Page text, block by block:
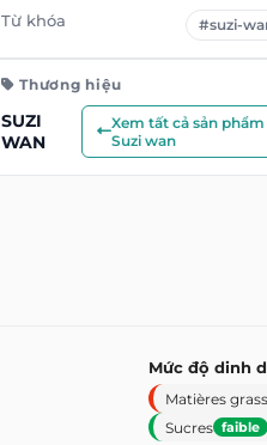
Từ khóa
#suzi-
Thương hiệu
SUZI
WAN
Xem tất cả sản
Suzi wan
Mức độ dinh
Matières
Sucres faible